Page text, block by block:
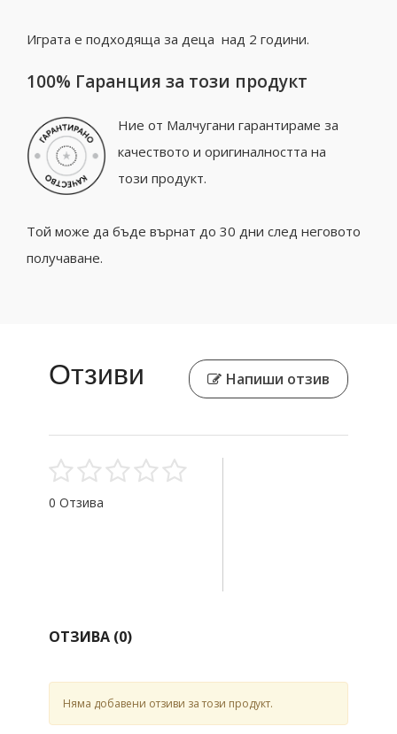
Играта е подходяща за деца над 2 години.
100% Гаранция за този продукт
Ние от Малчугани гарантираме за
качеството и оригиналността на
този продукт.
Той може да бъде върнат до 30 дни след неговото
получаване.
Отзиви Напиши отзив
0 Отзива
ОТЗИВА (0)
Няма добавени отзиви за този продукт.